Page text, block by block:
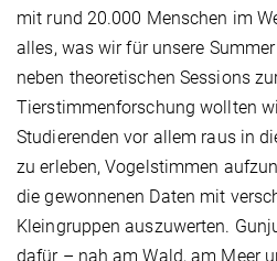
mit rund 20.000 Menschen im
alles, was wir für unsere
neben theoretischen Sessions
Tierstimmenforschung wollten
Studierenden vor allem raus in
zu erleben, Vogelstimmen
die gewonnenen Daten mit
Kleingruppen auszuwerten.
dafür – nah am Wald, am Meer